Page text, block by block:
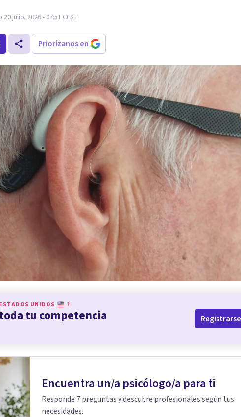
20 julio, 2026 - 07:51 CEST
Priorízanos en
ESTADOS UNIDOS ?
tu competencia
Registrarse
Encuentra un/a psicólogo/a para ti
Responde 7 preguntas y descubre profesionales según tus
necesidades.